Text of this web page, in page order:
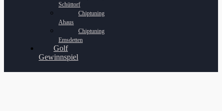
Schüttorf
Chiptuning
Ahaus
Chiptuning
Emsdetten
Golf
Gewinnspiel